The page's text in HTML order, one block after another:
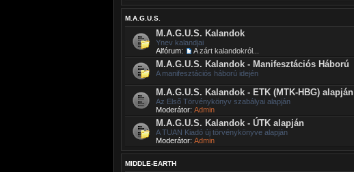
M.A.G.U.S.
M.A.G.U.S. Kalandok
Ynev kalandjai
Alfórum:
A zárt kalandokról...
M.A.G.U.S. Kalandok - Manifesztációs Háború
A manifesztációs háború idején
M.A.G.U.S. Kalandok - ETK (MTK-HBG) alapján
Az Első Törvénykönyv szabályai alapján
Moderátor: Admin
M.A.G.U.S. Kalandok - ÚTK alapján
A TUAN Kiadó új törvénykönyve alapján
Moderátor: Admin
MIDDLE-EARTH